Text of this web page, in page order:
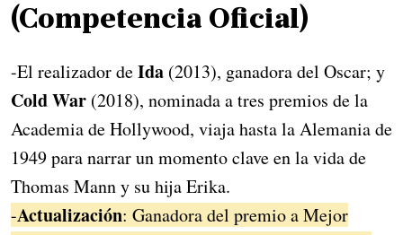
(Competencia Oficial)
-El realizador deIda (2013), ganadora del Oscar; y
Cold War (2018), nominada a tres premios de la
Academia de Hollywood, viaja hasta la Alemania de
1949 para narrar un momento clave en la vida de
Thomas Mann y su hija Erika.
-Actualización: Ganadora del premio a Mejor